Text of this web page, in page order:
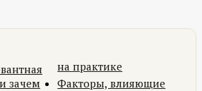
зачем
на практике
Факторы, влияющие